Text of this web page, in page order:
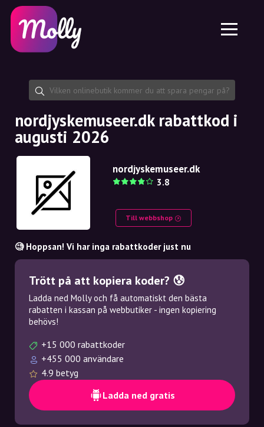
Hudvård
Hårvård
Dela rabattkod
Funktioner
Jobb
Om oss
Samarbete
Plattform
Molly till iPhone och iPad
Molly till Android
SE
EN
SE
NO
NL
nordjyskemuseer.dk rabattkod i
augusti 2026
nordjyskemuseer.dk
3.8
Till webbshop
🧐 Hoppsan! Vi har inga rabattkoder just nu
Trött på att kopiera koder? 😰
Ladda ned Molly och få automatiskt den bästa
rabatten i kassan på webbutiker - ingen kopiering
behövs!
+15 000 rabattkoder
+455 000 användare
4.9 betyg
Ladda ned gratis